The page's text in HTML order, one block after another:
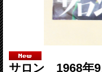
サロン 1968年9